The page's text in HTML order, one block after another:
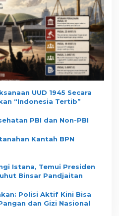
UUD 1945 Secara
“Indonesia Tertib”
PBI dan Non-PBI
Kantah BPN
Istana, Temui Presiden
Binsar Pandjaitan
Polisi Aktif Kini Bisa
dan Gizi Nasional